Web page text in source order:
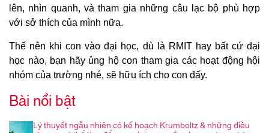
lên, nhìn quanh, và tham gia những câu lạc bộ phù hợp
với sở thích của mình nữa.
Thế nên khi con vào đại học, dù là RMIT hay bất cứ đại
học nào, bạn hãy ủng hộ con tham gia các hoạt động hội
nhóm của trường nhé, sẽ hữu ích cho con đấy.
Bài nổi bật
Lý thuyết ngẫu nhiên có kế hoạch Krumboltz & những điều